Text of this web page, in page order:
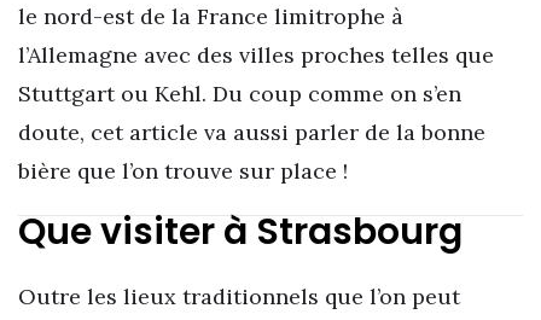
le nord-est de la France limitrophe à
l’Allemagne avec des villes proches telles que
Stuttgart ou Kehl. Du coup comme on s’en
doute, cet article va aussi parler de la bonne
bière que l’on trouve sur place !
Que visiter à Strasbourg
Outre les lieux traditionnels que l’on peut